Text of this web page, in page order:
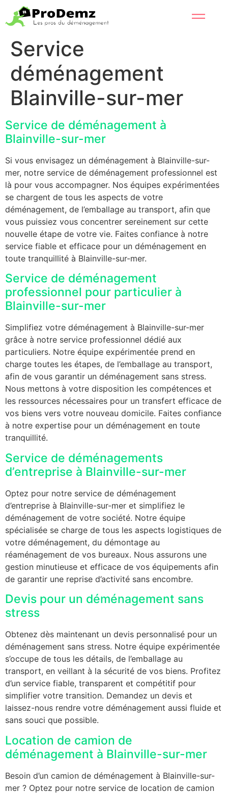
Service
déménagement
Blainville-sur-mer
Service de déménagement à
Blainville-sur-mer
Si vous envisagez un déménagement à Blainville-sur-
mer, notre service de déménagement professionnel est
là pour vous accompagner. Nos équipes expérimentées
se chargent de tous les aspects de votre
déménagement, de l’emballage au transport, afin que
vous puissiez vous concentrer sereinement sur cette
nouvelle étape de votre vie. Faites confiance à notre
service fiable et efficace pour un déménagement en
toute tranquillité à Blainville-sur-mer.
Service de déménagement
professionnel pour particulier à
Blainville-sur-mer
Simplifiez votre déménagement à Blainville-sur-mer
grâce à notre service professionnel dédié aux
particuliers. Notre équipe expérimentée prend en
charge toutes les étapes, de l’emballage au transport,
afin de vous garantir un déménagement sans stress.
Nous mettons à votre disposition les compétences et
les ressources nécessaires pour un transfert efficace de
vos biens vers votre nouveau domicile. Faites confiance
à notre expertise pour un déménagement en toute
tranquillité.
Service de déménagements
d’entreprise à Blainville-sur-mer
Optez pour notre service de déménagement
d’entreprise à Blainville-sur-mer et simplifiez le
déménagement de votre société. Notre équipe
spécialisée se charge de tous les aspects logistiques de
votre déménagement, du démontage au
réaménagement de vos bureaux. Nous assurons une
gestion minutieuse et efficace de vos équipements afin
de garantir une reprise d’activité sans encombre.
Devis pour un déménagement sans
stress
Obtenez dès maintenant un devis personnalisé pour un
déménagement sans stress. Notre équipe expérimentée
s’occupe de tous les détails, de l’emballage au
transport, en veillant à la sécurité de vos biens. Profitez
d’un service fiable, transparent et compétitif pour
simplifier votre transition. Demandez un devis et
laissez-nous rendre votre déménagement aussi fluide et
sans souci que possible.
Location de camion de
déménagement à Blainville-sur-mer
Besoin d’un camion de déménagement à Blainville-sur-
mer ? Optez pour notre service de location de camion